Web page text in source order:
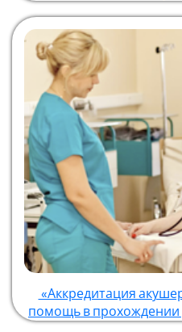
«Аккредитация
помощь в прохождении